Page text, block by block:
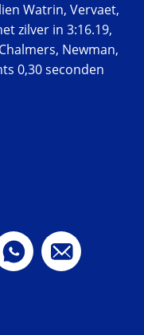
Watrin, Vervaet,
zilver in 3:16.19,
Newman,
0,30 seconden